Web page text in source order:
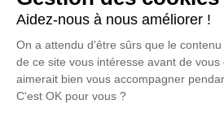
poèmes ou des textes. Cet endroit
d'expression dédié à honorer la
PACOURET.
Un service de plantation d’arbre
disponible ici.